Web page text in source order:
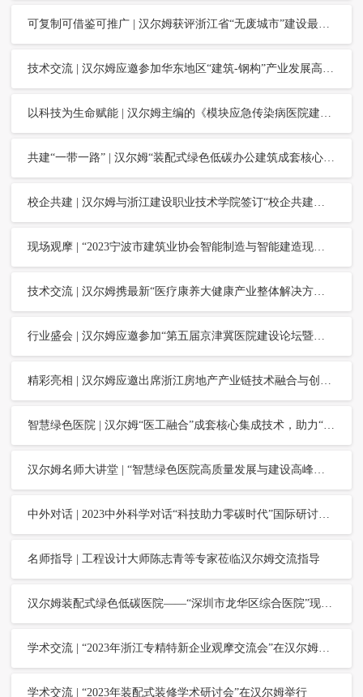
可复制可借鉴可推广 | 汉尔姆获评浙江省“无废城市”建设最佳案例
技术交流 | 汉尔姆应邀参加华东地区“建筑-钢构”产业发展高峰论坛并作特邀大会主题报告
以科技为生命赋能 | 汉尔姆主编的《模块应急传染病医院建筑技术规程》出版发行
共建“一带一路” | 汉尔姆“装配式绿色低碳办公建筑成套核心集成技术”应用于沙特办公项目
校企共建 | 汉尔姆与浙江建设职业技术学院签订“校企共建，党建联建”协议，揭牌“智能制造与智能建造校外教学实训基地”
现场观摩 | “2023宁波市建筑业协会智能制造与智能建造现场观摩交流会”在汉尔姆举行
技术交流 | 汉尔姆携最新“医疗康养大健康产业整体解决方案”亮相“2023医用技术及产品应用交流会”
行业盛会 | 汉尔姆应邀参加“第五届京津冀医院建设论坛暨全国医院建设大会公益行京津冀站”
精彩亮相 | 汉尔姆应邀出席浙江房地产产业链技术融合与创新发展论坛暨第八届/九届浙江房地产总工年会并作特邀大会主题报告
智慧绿色医院 | 汉尔姆“医工融合”成套核心集成技术，助力“天津市中心妇产科医院”高质量建设
汉尔姆名师大讲堂 | “智慧绿色医院高质量发展与建设高峰论坛——现代医院全过程工程咨询研究与实践”成功举办
中外对话 | 2023中外科学对话“科技助力零碳时代”国际研讨会海内外专家莅临汉尔姆交流洽谈
名师指导 | 工程设计大师陈志青等专家莅临汉尔姆交流指导
汉尔姆装配式绿色低碳医院——“深圳市龙华区综合医院”现场观摩会顺利举行
学术交流 | “2023年浙江专精特新企业观摩交流会”在汉尔姆举行
学术交流 | “2023年装配式装修学术研讨会”在汉尔姆举行